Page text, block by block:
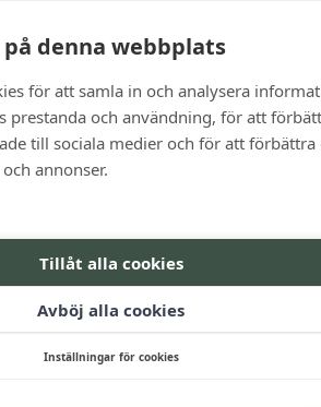
på denna webbplats
för att samla in och analysera
prestanda och användning, för att
till sociala medier och för att förbättra
annonser.
Tillåt alla cookies
Avböj alla cookies
Inställningar för cookies
-
3-GANG
29. Dezember vor 12:00